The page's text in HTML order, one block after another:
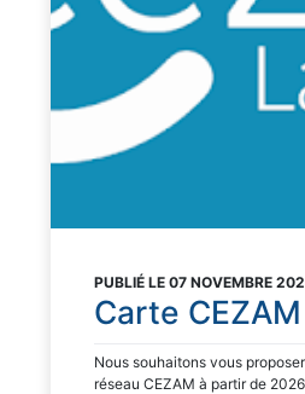
PUBLIÉ LE 07 NOVEMBRE
Carte CEZAM
Nous souhaitons vous
réseau CEZAM à partir de